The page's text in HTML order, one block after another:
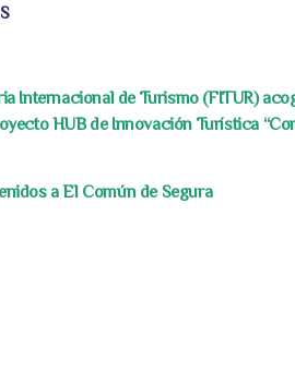
Internacional de Turismo (FITUR)
HUB de Innovación Turística
a El Común de Segura